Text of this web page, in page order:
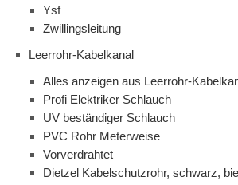
Ysf
Zwillingsleitung
Leerrohr-Kabelkanal
Alles anzeigen aus Leerrohr-
Profi Elektriker Schlauch
UV beständiger Schlauch
PVC Rohr Meterweise
Vorverdrahtet
Dietzel Kabelschutzrohr, schwarz,